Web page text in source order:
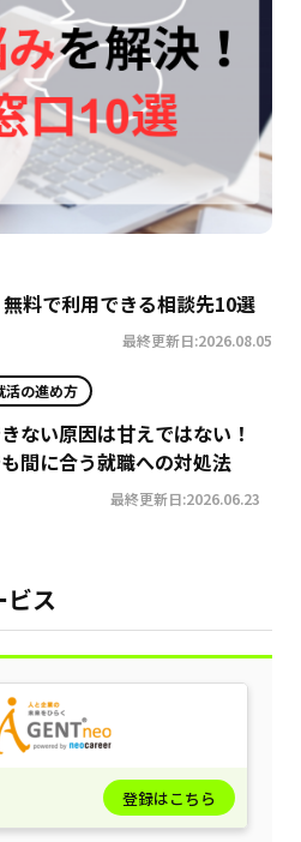
料で利用できる相談先10選
最終更新日:2026.08.05
活の進め方
ない原因は甘えではない！
間に合う就職への対処法
最終更新日:2026.06.23
ビス
登録はこちら